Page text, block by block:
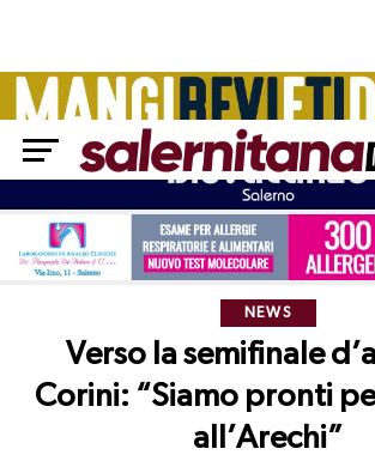
NEWS
Verso la semifinale
Corini: “Siamo pronti
all’Arechi”